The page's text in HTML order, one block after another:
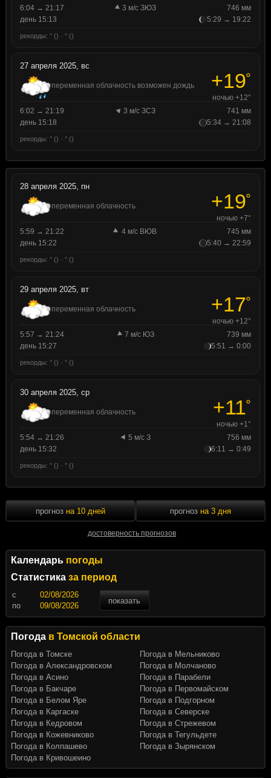
6:04 → 21:17
3 м/с ЗЮЗ
746 мм
день 15:13
5:29 → 19:22
рекорды: ° () · ° ()
27 апреля 2025, вс
переменная облачность возможен дождь +19°
ночью +12°
6:02 → 21:19
3 м/с ЗСЗ
741 мм
день 15:18
5:34 → 21:08
рекорды: ° () · ° ()
28 апреля 2025, пн
переменная облачность +19°
ночью +7°
5:59 → 21:22
4 м/с ВЮВ
745 мм
день 15:22
5:40 → 22:59
рекорды: ° () · ° ()
29 апреля 2025, вт
переменная облачность +17°
ночью +12°
5:57 → 21:24
7 м/с ЮЗ
739 мм
день 15:27
5:51 → 0:00
рекорды: ° () · ° ()
30 апреля 2025, ср
переменная облачность +11°
ночью +1°
5:54 → 21:26
5 м/с З
756 мм
день 15:32
6:11 → 0:49
рекорды: ° () · ° ()
прогноз на 10 дней
достоверность прогнозов
прогноз на 3 дня
Календарь погоды
Статистика за период
c
показать
по
Погода в Томской области
Погода в Томске
Погода в Александровском
Погода в Асино
Погода в Бакчаре
Погода в Белом Яре
Погода в Каргаске
Погода в Кедровом
Погода в Кожевниково
Погода в Колпашево
Погода в Кривошеино
Погода в Мельниково
Погода в Молчаново
Погода в Парабели
Погода в Первомайском
Погода в Подгорном
Погода в Северске
Погода в Стрежевом
Погода в Тегульдете
Погода в Зырянском